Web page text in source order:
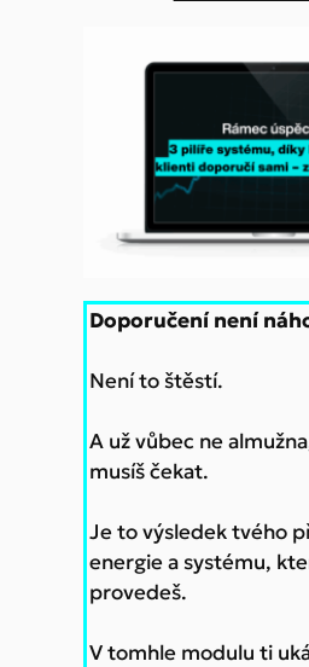
Doporučení není
Není to štěstí.
A už vůbec ne
musíš čekat.
Je to výsledek tvého
energie a systému,
provedeš.
V tomhle modulu ti